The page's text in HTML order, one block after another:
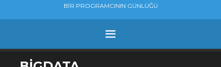
BIR PROGRAMCININ GÜNLÜĞÜ
MENU
SKIP